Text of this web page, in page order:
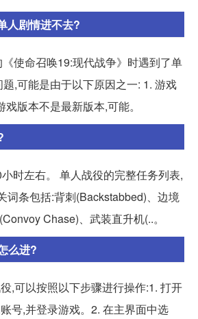
人剧情进不去?
使命召唤19:现代战争》时遇到了单
,可能是由于以下原因之一: 1. 游戏
版本不是最新版本,可能。
时左右。 单人战役的完整任务列表,
词条包括:背刺(Backstabbed)、边境
Chase)、武装直升机(..。
么进?
,可以按照以下步骤进行操作:1. 打开
号,并登录游戏。2. 在主界面中选